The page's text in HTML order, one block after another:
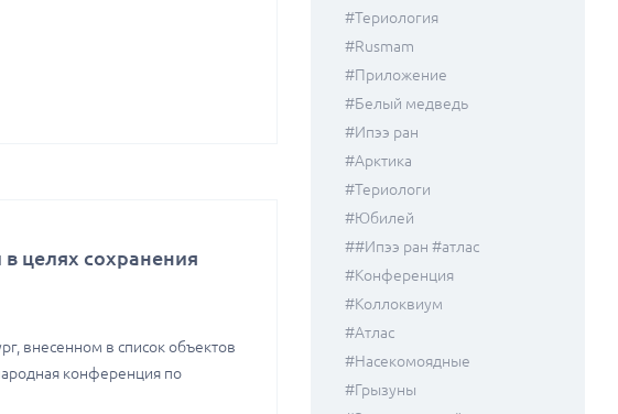
целях сохранения
внесенном в список объектов
конференция по
#териология
#rusmam
#приложение
#белый медведь
#ипээ ран
#Арктика
#териологи
#юбилей
##ипээ ран #атлас
#конференция
#коллоквиум
#атлас
#насекомоядные
#грызуны